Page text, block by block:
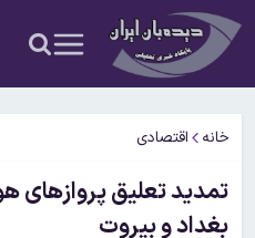
خانه اقتصادی
تمدید تعلیق پروازهای
بغداد و بیروت